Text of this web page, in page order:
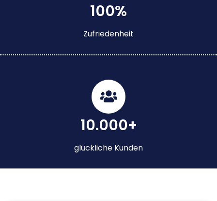
100%
Zufriedenheit
10.000+
glückliche Kunden